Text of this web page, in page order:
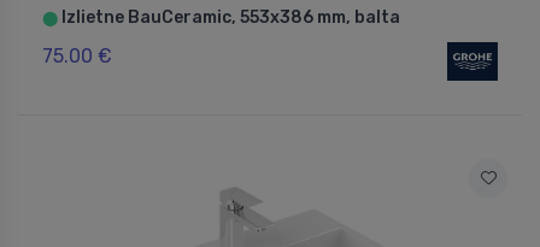
⬤ Izlietne BauCeramic, 553x386 mm, balta
75.00 €